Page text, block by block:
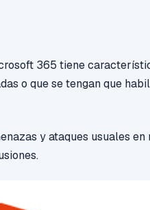
365 tiene
o que se tengan que
y ataques usuales en